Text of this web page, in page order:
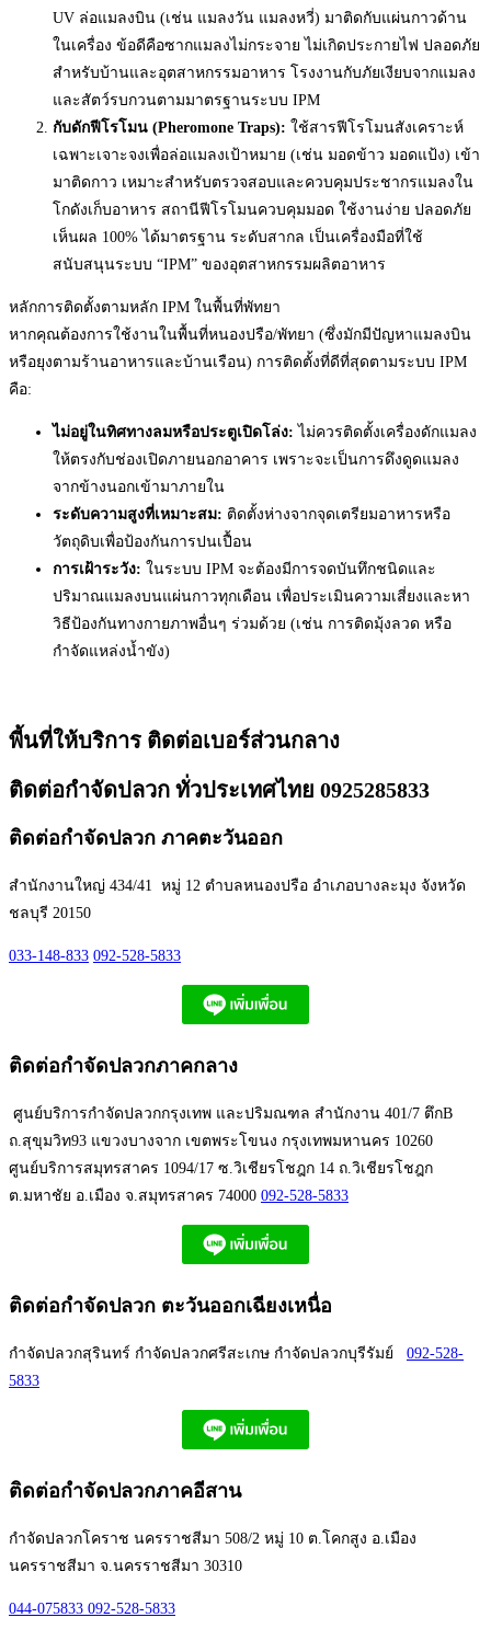
UV ล่อแมลงบิน (เช่น แมลงวัน แมลงหวี่) มาติดกับแผ่นกาวด้าน
ในเครื่อง ข้อดีคือซากแมลงไม่กระจาย ไม่เกิดประกายไฟ ปลอดภัย
สำหรับบ้านและอุตสาหกรรมอาหาร โรงงานกับภัยเงียบจากแมลง
และสัตว์รบกวนตามมาตรฐานระบบ IPM
กับดักฟีโรโมน (Pheromone Traps): ใช้สารฟีโรโมนสังเคราะห์
เฉพาะเจาะจงเพื่อล่อแมลงเป้าหมาย (เช่น มอดข้าว มอดแป้ง) เข้า
มาติดกาว เหมาะสำหรับตรวจสอบและควบคุมประชากรแมลงใน
โกดังเก็บอาหาร สถานีฟีโรโมนควบคุมมอด ใช้งานง่าย ปลอดภัย
เห็นผล 100% ได้มาตรฐาน ระดับสากล เป็นเครื่องมือที่ใช้
สนับสนุนระบบ “IPM” ของอุตสาหกรรมผลิตอาหาร
หลักการติดตั้งตามหลัก IPM ในพื้นที่พัทยา
หากคุณต้องการใช้งานในพื้นที่หนองปรือ/พัทยา (ซึ่งมักมีปัญหาแมลงบิน
หรือยุงตามร้านอาหารและบ้านเรือน) การติดตั้งที่ดีที่สุดตามระบบ IPM
คือ:
ไม่อยู่ในทิศทางลมหรือประตูเปิดโล่ง: ไม่ควรติดตั้งเครื่องดักแมลง
ให้ตรงกับช่องเปิดภายนอกอาคาร เพราะจะเป็นการดึงดูดแมลง
จากข้างนอกเข้ามาภายใน
ระดับความสูงที่เหมาะสม: ติดตั้งห่างจากจุดเตรียมอาหารหรือ
วัตถุดิบเพื่อป้องกันการปนเปื้อน
การเฝ้าระวัง: ในระบบ IPM จะต้องมีการจดบันทึกชนิดและ
ปริมาณแมลงบนแผ่นกาวทุกเดือน เพื่อประเมินความเสี่ยงและหา
วิธีป้องกันทางกายภาพอื่นๆ ร่วมด้วย (เช่น การติดมุ้งลวด หรือ
กำจัดแหล่งน้ำขัง)
พี้นที่ให้บริการ ติดต่อเบอร์ส่วนกลาง
ติดต่อกำจัดปลวก ทั่วประเทศไทย 0925285833
ติดต่อกำจัดปลวก ภาคตะวันออก
สำนักงานใหญ่ 434/41 หมู่ 12 ตำบลหนองปรือ อำเภอบางละมุง จังหวัด
ชลบุรี 20150
033-148-833 092-528-5833
ติดต่อกำจัดปลวกภาคกลาง
ศูนย์บริการกำจัดปลวกกรุงเทพ และปริมณฑล สำนักงาน 401/7 ตึกB
ถ.สุขุมวิท93 แขวงบางจาก เขตพระโขนง กรุงเทพมหานคร 10260
ศูนย์บริการสมุทรสาคร 1094/17 ซ.วิเชียรโชฎก 14 ถ.วิเชียรโชฎก
ต.มหาชัย อ.เมือง จ.สมุทรสาคร 74000 092-528-5833
ติดต่อกำจัดปลวก ตะวันออกเฉียงเหนื่อ
กำจัดปลวกสุรินทร์ กำจัดปลวกศรีสะเกษ กำจัดปลวกบุรีรัมย์
092-528-
5833
ติดต่อกำจัดปลวกภาคอีสาน
กำจัดปลวกโคราช นครราชสีมา 508/2 หมู่ 10 ต.โคกสูง อ.เมือง
นครราชสีมา จ.นครราชสีมา 30310
044-075833 092-528-5833